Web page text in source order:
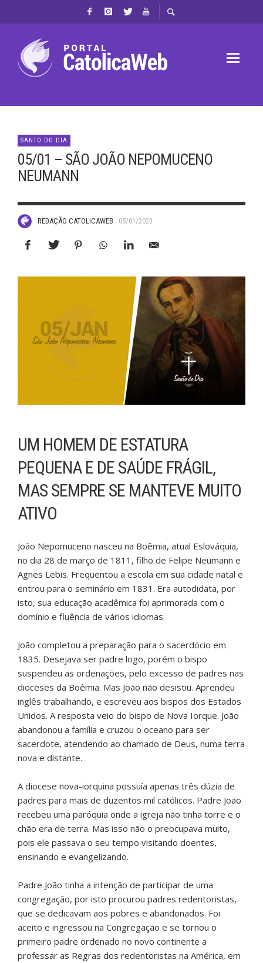
SANTO DO DIA
05/01 – SÃO JOÃO NEPOMUCENO
NEUMANN
REDAÇÃO CATOLICAWEB 05/01/2023
UM HOMEM DE ESTATURA
PEQUENA E DE SAÚDE FRÁGIL,
MAS SEMPRE SE MANTEVE MUITO
ATIVO
João Nepomuceno nasceu na Boêmia, atual Eslováquia,
no dia 28 de março de 1811, filho de Felipe Neumann e
Agnes Lebis. Freqüentou a escola em sua cidade natal e
entrou para o seminário em 1831. Era autodidata, por
isto, sua educação acadêmica foi aprimorada com o
domínio e fluência de vários idiomas.
João completou a preparação para o sacerdócio em
1835. Desejava ser padre logo, porém o bispo
suspendeu as ordenações, pelo excesso de padres nas
dioceses da Boêmia. Mas João não desistiu. Aprendeu
inglês trabalhando, e escreveu aos bispos dos Estados
Unidos. A resposta veio do bispo de Nova Iorque. João
abandonou a família e cruzou o oceano para ser
sacerdote, atendendo ao chamado de Deus, numa terra
nova e distante.
A diocese nova-iorquina possuía apenas três dúzia de
padres para mais de duzentos mil católicos. Padre João
recebeu uma paróquia onde a igreja não tinha torre e o
chão era de terra. Mas isso não o preocupava muito,
pois ele passava o seu tempo visitando doentes,
ensinando e evangelizando.
Padre João tinha a intenção de participar de uma
congregação, por isto procurou padres redentoristas,
que se dedicavam aos pobres e abandonados. Foi
aceito e ingressou na Congregação e se tornou o
primeiro padre ordenado no novo continente a
professar as Regras dos redentoristas na América, em